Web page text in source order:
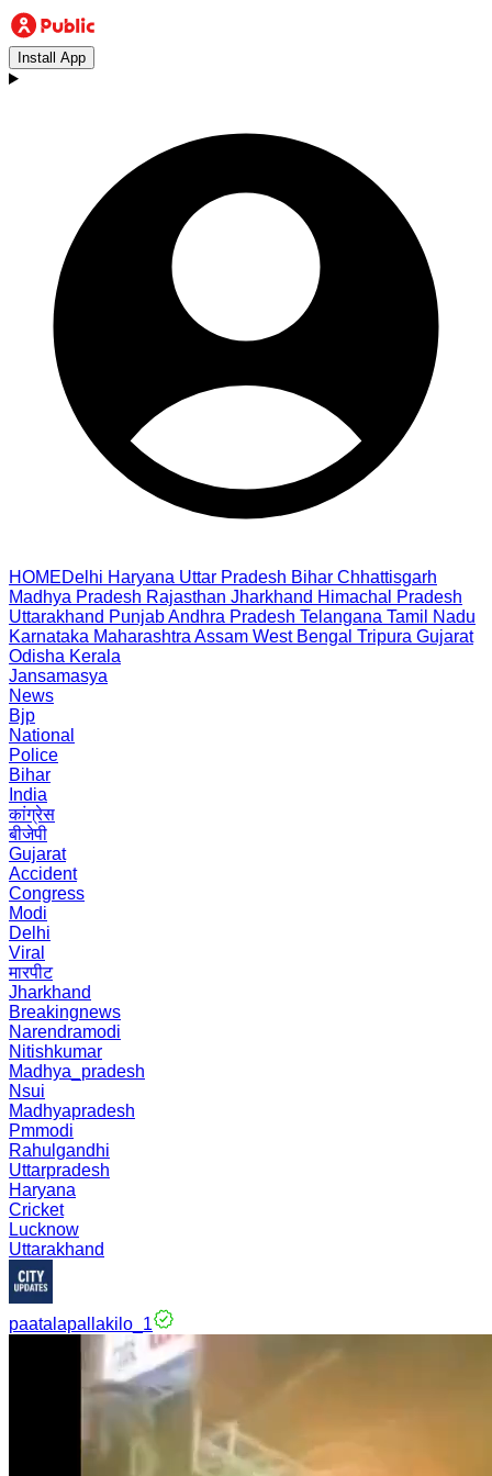
Install App
HOMEDelhi Haryana Uttar Pradesh Bihar Chhattisgarh
Madhya Pradesh Rajasthan Jharkhand Himachal Pradesh
Uttarakhand PunjabAndhra Pradesh Telangana Tamil Nadu
Karnataka Maharashtra Assam West Bengal Tripura Gujarat
Odisha Kerala
Jansamasya
News
Bjp
National
Police
Bihar
India
कांग्रेस
बीजेपी
Gujarat
Accident
Congress
Modi
Delhi
Viral
मारपीट
Jharkhand
Breakingnews
Narendramodi
Nitishkumar
Madhya_pradesh
Nsui
Madhyapradesh
Pmmodi
Rahulgandhi
Uttarpradesh
Haryana
Cricket
Lucknow
Uttarakhand
paatalapallakilo_1